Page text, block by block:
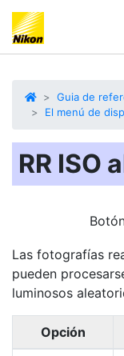
Guia de
El menú de
RR ISO
Las fotografías
pueden
luminosos
Opción